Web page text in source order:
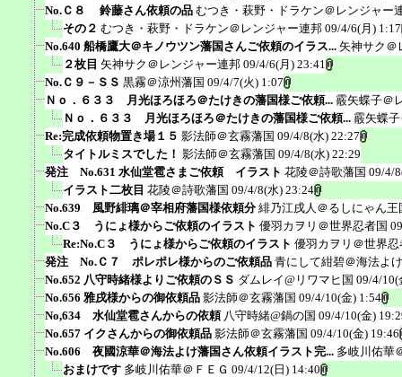
No.Ｃ８ 鈴藤さん依頼の品 むつき・萩野・ドラケン＠レンジャー
その２ むつき・萩野・ドラケン＠レンジャー連邦 09/4/6(月) 1:17
No.640 船橋鷹大＠キノウツン藩国さんご依頼のイラス... 矢神サク＠
２枚目 矢神サク＠レンジャー連邦 09/4/6(月) 23:41
No.Ｃ９－ＳＳ 黒霧＠涼州藩国 09/4/7(火) 1:07
Ｎｏ．６３３ 月光ほろほろ＠たけきの藩国様ご依頼... 霰矢蝶子＠
Ｎｏ．６３３ 月光ほろほろ＠たけきの藩国様ご依頼... 霰矢蝶
Re:完成依頼物置き場１５ 影法師＠玄霧藩国 09/4/8(水) 22:27
タイトルミスでした！ 影法師＠玄霧藩国 09/4/8(水) 22:29
発注 No.631 水仙堂雹さまご依頼 イラスト 花陵＠詩歌藩国 09/4/
イラスト二枚目 花陵＠詩歌藩国 09/4/8(水) 23:24
No.639 風野緋璃＠宰相府藩国様依頼分 緋乃江戌人＠るしにゃん王
No.C３ うにょ様からご依頼のイラスト 優羽カヲリ＠世界忍者国
Re:No.C３ うにょ様からご依頼のイラスト 優羽カヲリ＠世界忍
発注 No.Ｃ７ ポレポレ様からのご依頼品 青にして紺碧＠海法よ
No.652 八守時緒様よりご依頼のＳＳ ダムレイ@リワマヒ国 09/4/10(
No.656 雅戌様からの御依頼品 影法師＠玄霧藩国 09/4/10(金) 1:54
No,634 水仙堂雹さんからの依頼 八守時緒@鍋の国 09/4/10(金)
No.657 イクさんからの御依頼品 影法師＠玄霧藩国 09/4/10(金) 19:46
No.606 夜國涼華＠海法よけ藩国さん依頼イラスト完... 多岐川佑華
おまけです 多岐川佑華＠ＦＥＧ 09/4/12(日) 14:40